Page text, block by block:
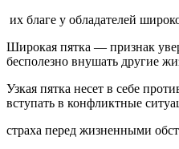
их благе у обладателей
Широкая пятка — признак
бесполезно внушать другие
Узкая пятка несет в себе
вступать в конфликтные
страха перед жизненными